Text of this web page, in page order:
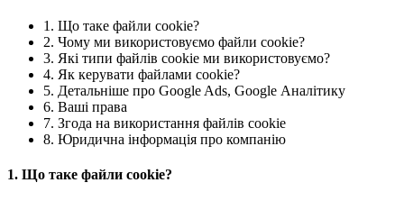
1. Що таке файли cookie?
2. Чому ми використовуємо файли cookie?
3. Які типи файлів cookie ми використовуємо?
4. Як керувати файлами cookie?
5. Детальніше про Google Ads, Google Аналітику
6. Ваші права
7. Згода на використання файлів cookie
8. Юридична інформація про компанію
1. Що таке файли cookie?